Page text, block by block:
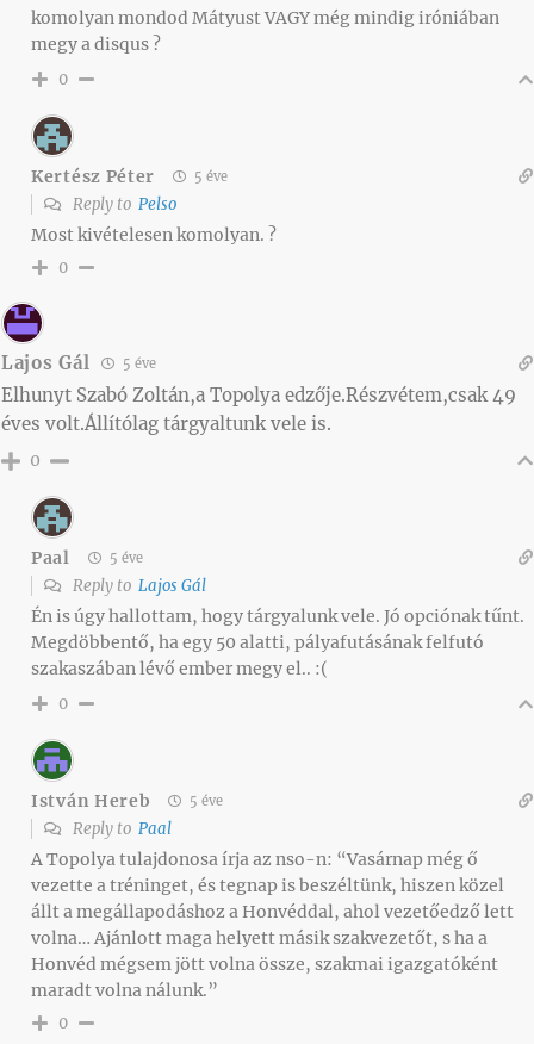
komolyan mondod Mátyust VAGY még mindig iróniában
megy a disqus ?
0
Kertész Péter 5 éve
Reply to Pelso
Most kivételesen komolyan. ?
0
Lajos Gál 5 éve
Elhunyt Szabó Zoltán,a Topolya edzője.Részvétem,csak 49
éves volt.Állítólag tárgyaltunk vele is.
0
Paal 5 éve
Reply to Lajos Gál
Én is úgy hallottam, hogy tárgyalunk vele. Jó opciónak tűnt.
Megdöbbentő, ha egy 50 alatti, pályafutásának felfutó
szakaszában lévő ember megy el.. :(
0
István Hereb 5 éve
Reply to Paal
A Topolya tulajdonosa írja az nso-n: “Vasárnap még ő
vezette a tréninget, és tegnap is beszéltünk, hiszen közel
állt a megállapodáshoz a Honvéddal, ahol vezetőedző lett
volna… Ajánlott maga helyett másik szakvezetőt, s ha a
Honvéd mégsem jött volna össze, szakmai igazgatóként
maradt volna nálunk.”
0